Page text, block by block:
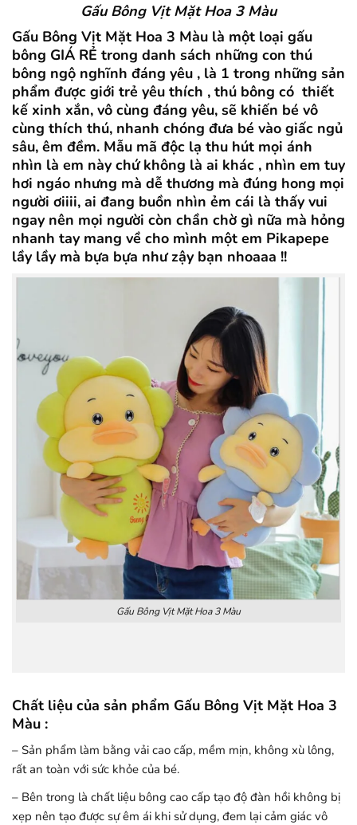
Gấu Bông Vịt Mặt Hoa 3 Màu
Gấu Bông Vịt Mặt Hoa 3 Màu là một loại gấu
bông GIÁ RẺ trong danh sách những con thú
bông ngộ nghĩnh đáng yêu , là 1 trong những sản
phẩm được giới trẻ yêu thích , thú bông có thiết
kế xinh xắn, vô cùng đáng yêu, sẽ khiến bé vô
cùng thích thú, nhanh chóng đưa bé vào giấc ngủ
sâu, êm đềm. Mẫu mã độc lạ thu hút mọi ánh
nhìn là em này chứ không là ai khác , nhìn em tuy
hơi ngáo nhưng mà dễ thương mà đúng hong mọi
người ơiiii, ai đang buồn nhìn ẻm cái là thấy vui
ngay nên mọi người còn chần chờ gì nữa mà hỏng
nhanh tay mang về cho mình một em Pikapepe
lầy lầy mà bựa bựa như zậy bạn nhoaaa !!
Gấu Bông Vịt Mặt Hoa 3 Màu
Chất liệu của sản phẩm Gấu Bông Vịt Mặt Hoa 3
Màu :
– Sản phẩm làm bằng vải cao cấp, mềm mịn, không xù lông,
rất an toàn với sức khỏe của bé.
– Bên trong là chất liệu bông cao cấp tạo độ đàn hồi không bị
xẹp nên tạo được sự êm ái khi sử dụng, đem lại cảm giác vô